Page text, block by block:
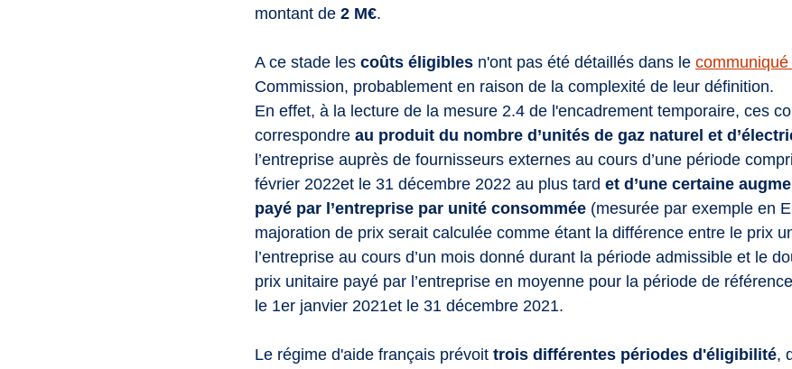
montant de 2 M€.
A ce stade les coûts éligibles n'ont pas été détaillés dans le
Commission, probablement en raison de la complexité de leur définition.
En effet, à la lecture de la mesure 2.4 de l'encadrement temporaire, ces
correspondre au produit du nombre d’unités de gaz naturel et
l’entreprise auprès de fournisseurs externes au cours d’une période
février 2022et le 31 décembre 2022 au plus tard et d’une certaine
payé par l’entreprise par unité consommée (mesurée par exemple en
majoration de prix serait calculée comme étant la différence entre le prix
l’entreprise au cours d’un mois donné durant la période admissible et le
prix unitaire payé par l’entreprise en moyenne pour la période de
le 1er janvier 2021et le 31 décembre 2021.
Le régime d'aide français prévoit trois différentes périodes d'éligibilité,